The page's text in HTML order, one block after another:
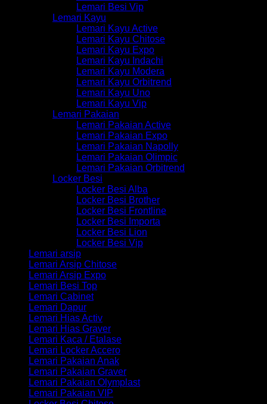
Lemari Besi Vip
Lemari Kayu
Lemari Kayu Active
Lemari Kayu Chitose
Lemari Kayu Expo
Lemari Kayu Indachi
Lemari Kayu Modera
Lemari Kayu Orbitrend
Lemari Kayu Uno
Lemari Kayu Vip
Lemari Pakaian
Lemari Pakaian Active
Lemari Pakaian Expo
Lemari Pakaian Napolly
Lemari Pakaian Olimpic
Lemari Pakaian Orbitrend
Locker Besi
Locker Besi Alba
Locker Besi Brother
Locker Besi Frontline
Locker Besi Importa
Locker Besi Lion
Locker Besi Vip
Lemari arsip
Lemari Arsip Chitose
Lemari Arsip Expo
Lemari Besi Top
Lemari Cabinet
Lemari Dapur
Lemari Hias Activ
Lemari Hias Graver
Lemari Kaca / Etalase
Lemari Locker Accero
Lemari Pakaian Anak
Lemari Pakaian Graver
Lemari Pakaian Olymplast
Lemari Pakaian VIP